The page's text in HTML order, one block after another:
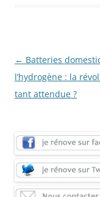
Navigation
des
articles
← Batteries
l’hydrogène : la
tant attendue ?